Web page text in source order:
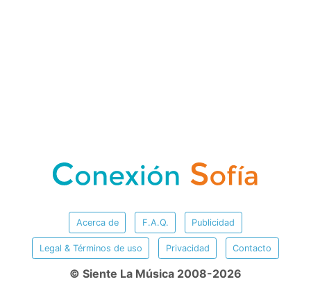
Acerca de F.A.Q. Publicidad
Legal & Términos de uso Privacidad Contacto
© Siente La Música 2008-2026